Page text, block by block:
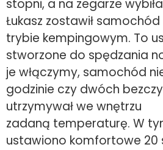
stopni, a na zegarze
Łukasz zostawił
trybie kempingowym. To
stworzone do spędzania
je włączymy, samochód
godzinie czy dwóch
utrzymywał we wnętrzu
zadaną temperaturę. W
ustawiono komfortowe 20